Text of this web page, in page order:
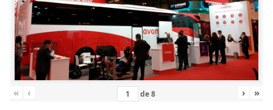
« ‹ de8 › »